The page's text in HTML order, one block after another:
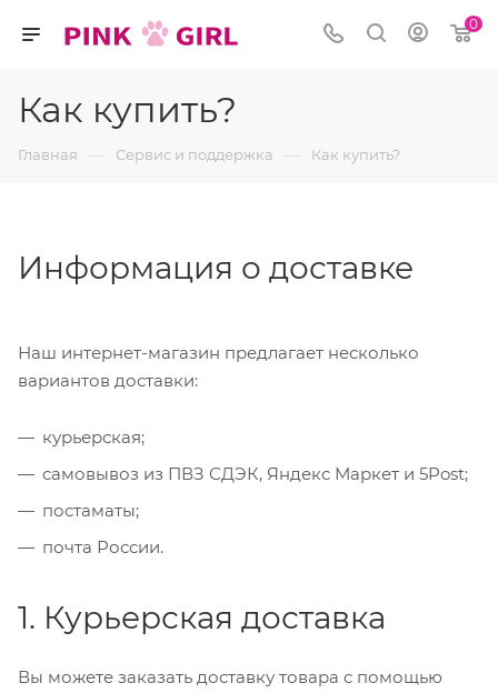
0
Как купить?
Главная — Сервис и поддержка — Как купить?
Информация о доставке
Наш интернет-магазин предлагает несколько
вариантов доставки:
курьерская;
самовывоз из ПВЗ СДЭК, Яндекс Маркет и 5Post;
постаматы;
почта России.
1. Курьерская доставка
Вы можете заказать доставку товара с помощью